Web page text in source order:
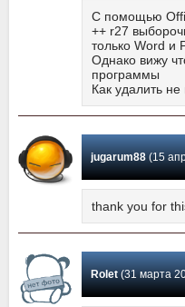
С помощью
++ r27
только Word и
Однако вижу
программы
Как удалить
jugarum88(15
thank you for
Rolet(31 марта 2026